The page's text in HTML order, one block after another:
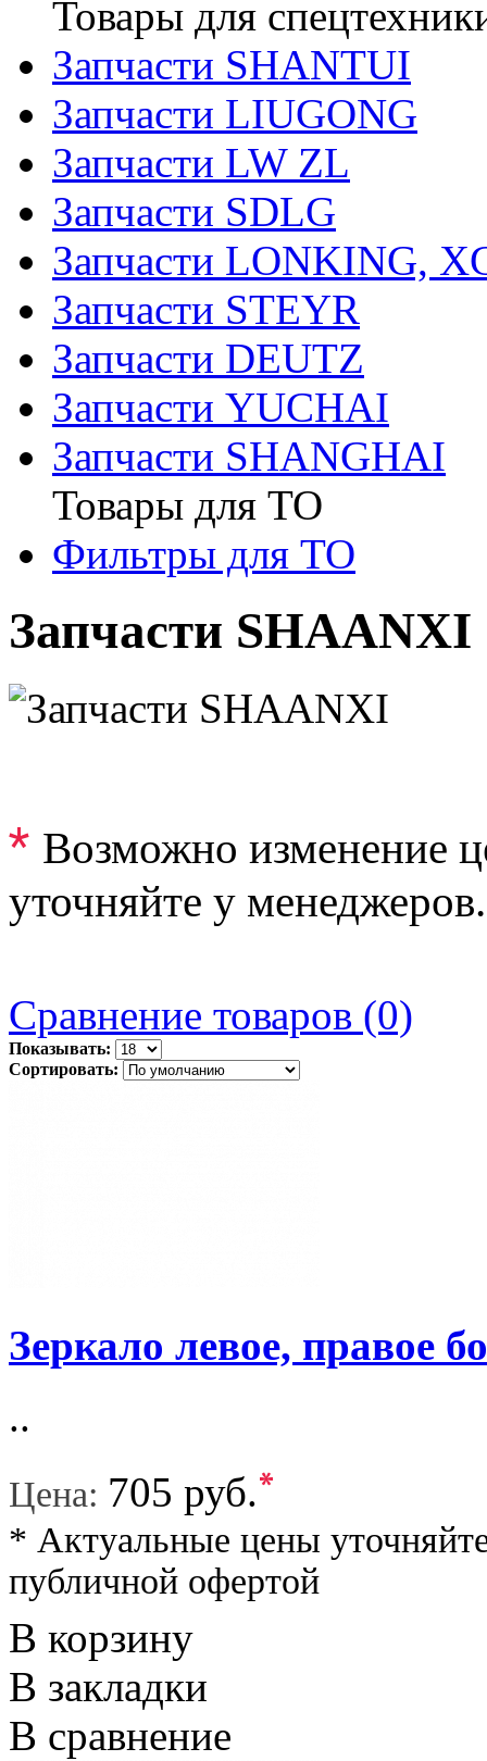
Товары для
Запчасти SHANTUI
Запчасти LIUGONG
Запчасти LW ZL
Запчасти SDLG
Запчасти LONKING,
Запчасти STEYR
Запчасти DEUTZ
Запчасти YUCHAI
Запчасти SHANGHAI
Товары для ТО
Фильтры для ТО
Запчасти SHAANXI
* Возможно изменение
уточняйте у менеджеров.
Сравнение товаров (0)
Показывать:
Сортировать:
Зеркало левое, правое
..
Цена: 705 руб.*
* Актуальные цены
публичной офертой
В корзину
В закладки
В сравнение